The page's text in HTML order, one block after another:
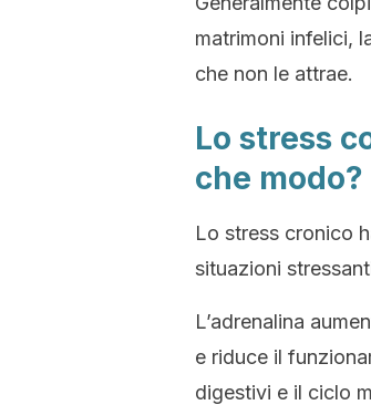
matrimoni infelici,
che non le attrae.
Lo stress
che modo?
Lo stress cronico
situazioni
L’adrenalina
e riduce il
digestivi e il ciclo